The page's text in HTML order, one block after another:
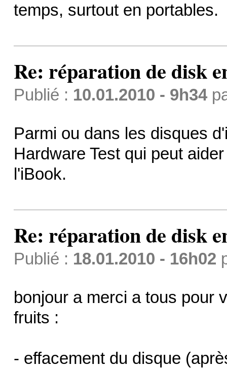
temps, surtout en portables.
Re: réparation de disk
Publié : 10.01.2010 - 9h34
Parmi ou dans les disques
Hardware Test qui peut
l'iBook.
Re: réparation de disk
Publié : 18.01.2010 - 16h02
bonjour a merci a tous pour
fruits :
- effacement du disque